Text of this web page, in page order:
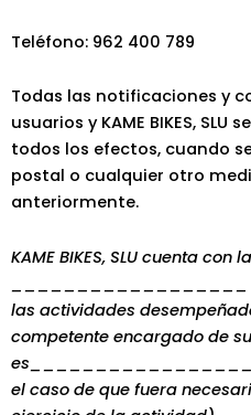
Teléfono: 962 400 789
Todas las notificaciones y
usuarios y KAME BIKES,
todos los efectos, cuando
postal o cualquier otro
anteriormente.
KAME BIKES, SLU cuenta con
__________________
las actividades
competente encargado de
el caso de que fuera